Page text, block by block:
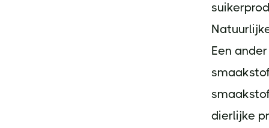
Een
dierlijke